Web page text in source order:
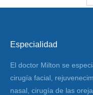
Especialidad
El doctor Milton se
cirugía facial,
nasal, cirugía de las